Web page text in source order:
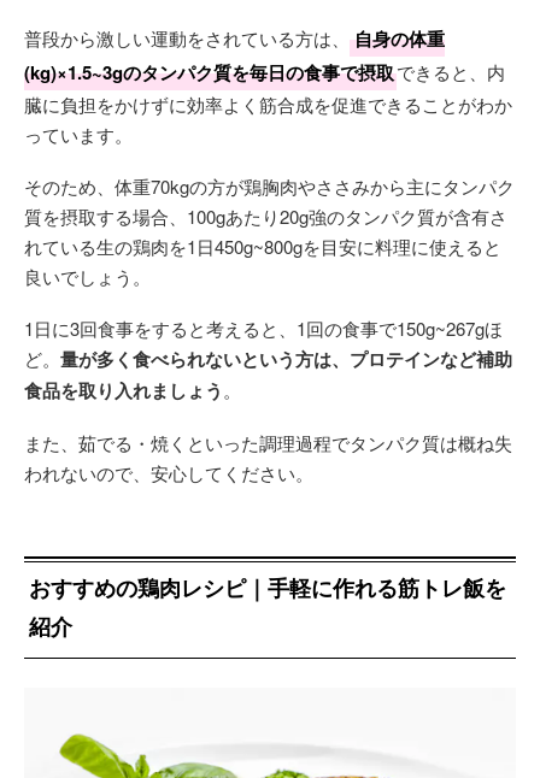
普段から激しい運動をされている方は、
自身の体重
(kg)×1.5~3gのタンパク質を毎日の食事で摂取できると、内
臓に負担をかけずに効率よく筋合成を促進できることがわか
っています。
そのため、体重70kgの方が鶏胸肉やささみから主にタンパク
質を摂取する場合、100gあたり20g強のタンパク質が含有さ
れている生の鶏肉を1日450g~800gを目安に料理に使えると
良いでしょう。
1日に3回食事をすると考えると、1回の食事で150g~267gほ
ど。 量が多く食べられないという方は、プロテインなど補助
食品を取り入れましょう 。
また、茹でる・焼くといった調理過程でタンパク質は概ね失
われないので、安心してください。
おすすめの鶏肉レシピ｜手軽に作れる筋トレ飯を
紹介